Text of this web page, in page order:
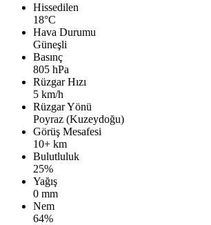
Hissedilen
18°C
Hava Durumu
Güneşli
Basınç
805 hPa
Rüzgar Hızı
5 km/h
Rüzgar Yönü
Poyraz (Kuzeydoğu)
Görüş Mesafesi
10+ km
Bulutluluk
25%
Yağış
0 mm
Nem
64%